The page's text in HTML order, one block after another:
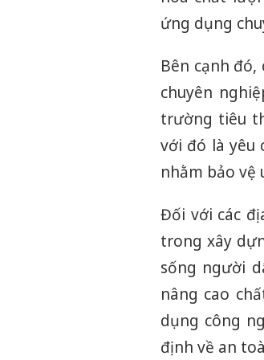
ứng dụng
Bên cạnh
chuyên
trường tiêu
với đó là yêu
nhằm bảo vệ
Đối với các
trong xây
sống người
nâng cao
dụng công
định về an